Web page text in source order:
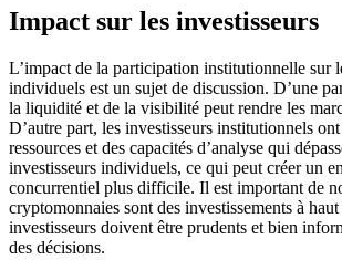
Impact sur les investisseurs
L’impact de la participation institutionnelle sur
individuels est un sujet de discussion. D’une
la liquidité et de la visibilité peut rendre les
D’autre part, les investisseurs institutionnels
ressources et des capacités d’analyse qui
investisseurs individuels, ce qui peut créer un
concurrentiel plus difficile. Il est important de
cryptomonnaies sont des investissements à
investisseurs doivent être prudents et bien
des décisions.